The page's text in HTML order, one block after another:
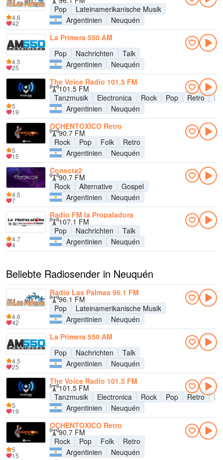
Pop
Lateinamerikanische Musik
Argentinien
Neuquén
4.6
42
La Primera 550 AM
Pop
Nachrichten
Talk
Argentinien
Neuquén
4.5
25
The Voice Radio 101.5 FM
101.5 FM
Tanzmusik
Electronica Rock Pop Retro
Argentinien
Neuquén
5
19
OCHENTOXICO Retro
90.7 FM
Rock
Pop Folk
Retro
Argentinien
Neuquén
5
15
Conecta2
90.7 FM
Rock
Alternative
Gospel
Argentinien
Neuquén
4.5
7
Radio FM la Propaladora
107.1 FM
Pop
Nachrichten
Talk
Argentinien
Neuquén
4.7
4
Beliebte Radiosender in Neuquén
Radio Las Palmas 96.1 FM
96.1 FM
Pop
Lateinamerikanische Musik
Argentinien
Neuquén
4.6
42
La Primera 550 AM
Pop
Nachrichten
Talk
Argentinien
Neuquén
4.5
25
The Voice Radio 101.5 FM
101.5 FM
Tanzmusik
Electronica Rock Pop Retro
Argentinien
Neuquén
5
19
OCHENTOXICO Retro
90.7 FM
Rock
Pop Folk
Retro
Argentinien
Neuquén
5
15